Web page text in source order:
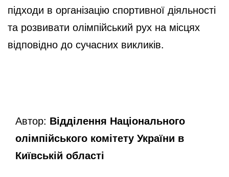
підходи в організацію спортивної діяльності
та розвивати олімпійський рух на місцях
відповідно до сучасних викликів.
Автор: Відділення Національного
олімпійського комітету України в
Київській області